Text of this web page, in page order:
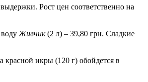
Рост цен соответственно на
Живчик(2 л) – 39,80 грн. Сладкие
красной икры (120 г) обойдется в